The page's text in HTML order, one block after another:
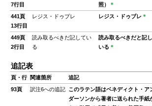
7行目
照）
＊
441頁
13行目
レジス・ドゥプレ レジス・ドゥブレ ＊
449頁
2行目
読み取るべきだ記してい
る
読み取るべきだと記
いる ＊
追記表
頁・行 関連箇所
追記
93頁
訳注6への追記 このラテン語はベネディクト・ア
ダーソンから著者に送られた手紙